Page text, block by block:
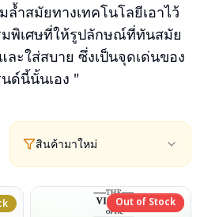
ล้ำสมัยทางเทคโนโลยีเอาไว้
พิเศษที่ให้รูปลักษณ์ที่ทันสมัย
ะใส่สบาย ซึ่งเป็นจุดเด่นของ
ด์นี้นั้นเอง "
สินค้ามาใหม่
Out of Stock
Out of Stock